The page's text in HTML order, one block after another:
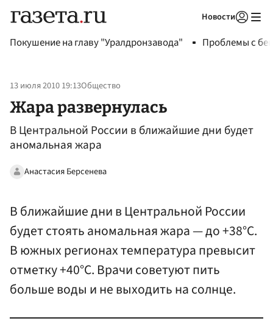
Новости
Покушение на главу "Уралдронзавода" Проблемы с
13 июля 2010 19:13Общество
Жара развернулась
В Центральной России в ближайшие дни будет
аномальная жара
Анастасия Берсенева
В ближайшие дни в Центральной России
будет стоять аномальная жара — до +38°С.
В южных регионах температура превысит
отметку +40°С. Врачи советуют пить
больше воды и не выходить на солнце.